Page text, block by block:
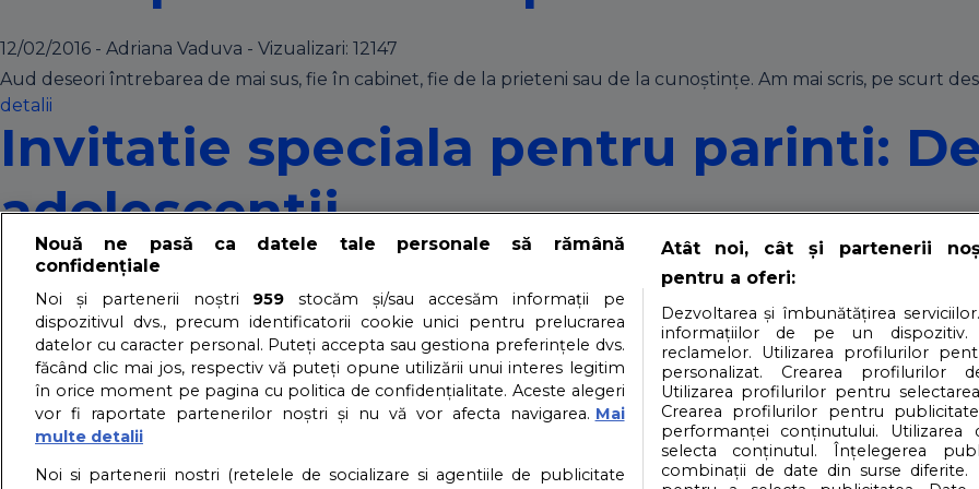
12/02/2016 - Adriana Vaduva - Vizualizari: 12147
Aud deseori întrebarea de mai sus, fie în cabinet, fie de la prieteni sau de la cunoștințe. Am mai scris, pe scurt
detalii
Invitatie speciala pentru parinti:
adolescentii
29/01/2013 - Adriana Vaduva - Vizualizari:
Una dintre cele mai importante si delicate conversatii cu copilul lui pentru care un parinte nu e pregatit
te pregatesti sufleteste pentru ziua in care va trebui sa demitizezi barza si cum vin pe lume copiii. Traim intr-o
telefon distanta. Este important sa fii parte din aceasta conversatie cu propriul tau copil. Multi dintre noi ne
si Rory din serialul Gilmore Girls.
About us – Despre noi Contact Partener: Depositphotos.com
Nouă ne pasă ca datele tale personale să rămână
confidențiale
Noi și partenerii noștri 959 stocăm și/sau accesăm informații pe
dispozitivul dvs., precum identificatorii cookie unici pentru prelucrarea
datelor cu caracter personal. Puteți accepta sau gestiona preferințele dvs.
făcând clic mai jos, respectiv vă puteți opune utilizării unui interes legitim
în orice moment pe pagina cu politica de confidențialitate. Aceste alegeri
vor fi raportate partenerilor noștri și nu vă vor afecta navigarea. Mai
multe detalii
Noi si partenerii nostri (retelele de socializare si agentiile de publicitate
Atât noi, cât și partenerii
pentru a oferi:
Dezvoltarea și îmbunătățirea
informațiilor de pe un dispozitiv.
reclamelor. Utilizarea profilurilor
personalizat. Crearea profilurilor
Utilizarea profilurilor pentru
Crearea profilurilor pentru publicitate
performanței conținutului.
selecta conținutul. Înțelegerea
combinații de date din surse diferite.